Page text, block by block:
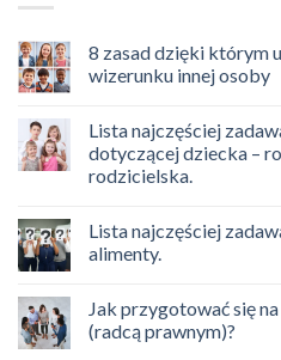
8 zasad dzięki którym
wizerunku innej osoby
Lista najczęściej
dotyczącej dziecka –
rodzicielska.
Lista najczęściej
alimenty.
Jak przygotować się
(radcą prawnym)?